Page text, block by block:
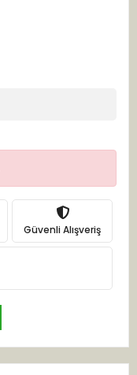
Güvenli Alışveriş